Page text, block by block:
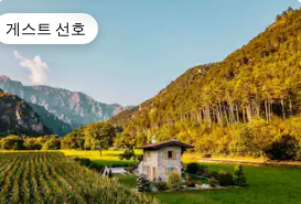
게스트 선호
게스트 선호